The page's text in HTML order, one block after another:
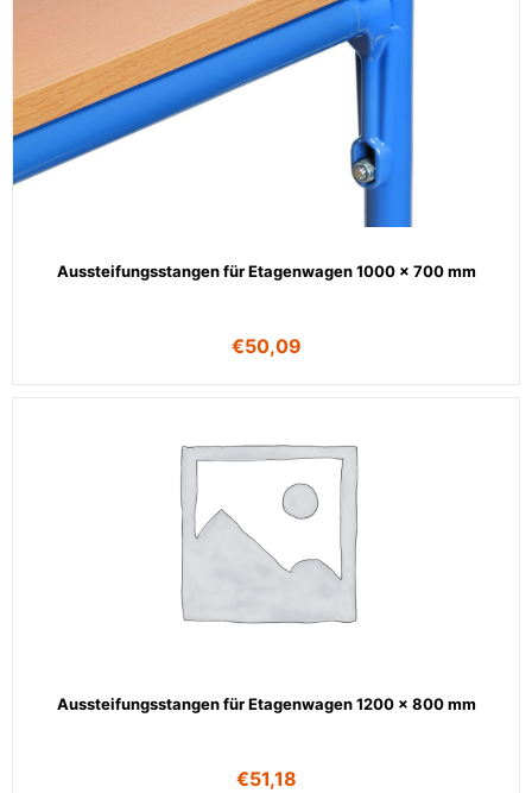
Aussteifungsstangen für Etagenwagen 1000 x 700 mm
€50,09
Aussteifungsstangen für Etagenwagen 1200 x 800 mm
€51,18